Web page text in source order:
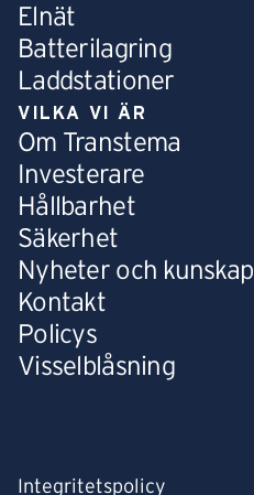
Elnät
Batterilagring
Laddstationer
VILKA VI ÄR
Om Transtema
Investerare
Hållbarhet
Säkerhet
Nyheter och kunskap
Kontakt
Policys
Visselblåsning
Integritetspolicy